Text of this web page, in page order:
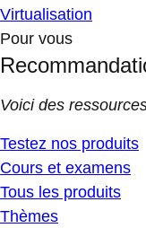
Virtualisation
Pour vous
Voici des
Testez nos produits
Cours et examens
Tous les produits
Thèmes